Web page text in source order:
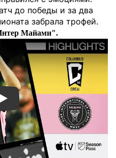
до победы и за два
забрала трофей.
Майами".
Смотреть видео YouTube